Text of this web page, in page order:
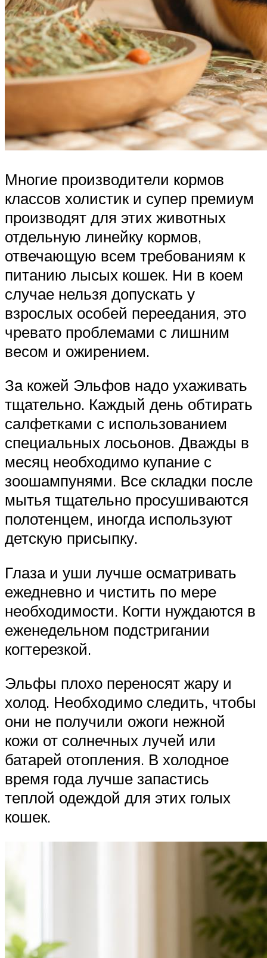
Многие производители кормов
классов холистик и супер премиум
производят для этих животных
отдельную линейку кормов,
отвечающую всем требованиям к
питанию лысых кошек. Ни в коем
случае нельзя допускать у
взрослых особей переедания, это
чревато проблемами с лишним
весом и ожирением.
За кожей Эльфов надо ухаживать
тщательно. Каждый день обтирать
салфетками с использованием
специальных лосьонов. Дважды в
месяц необходимо купание с
зоошампунями. Все складки после
мытья тщательно просушиваются
полотенцем, иногда используют
детскую присыпку.
Глаза и уши лучше осматривать
ежедневно и чистить по мере
необходимости. Когти нуждаются в
еженедельном подстригании
когтерезкой.
Эльфы плохо переносят жару и
холод. Необходимо следить, чтобы
они не получили ожоги нежной
кожи от солнечных лучей или
батарей отопления. В холодное
время года лучше запастись
теплой одеждой для этих голых
кошек.